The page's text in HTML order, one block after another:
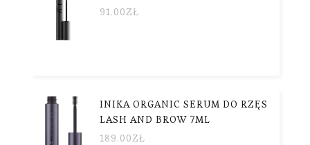
91.00ZŁ
INIKA ORGANIC SERUM DO RZĘS
LASH AND BROW 7ML
189.00ZŁ